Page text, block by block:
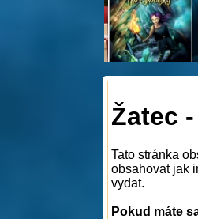
Žatec
Tato stránka
obsahovat jak
vydat.
Pokud máte